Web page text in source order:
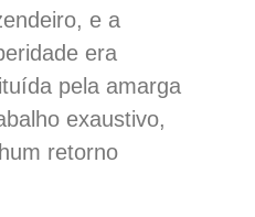
e a
era
pela amarga
exaustivo,
retorno